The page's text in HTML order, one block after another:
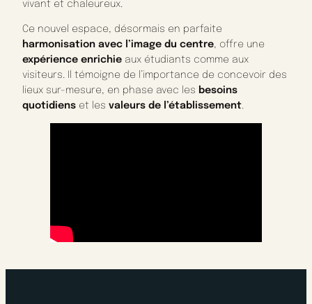
vivant et chaleureux.
Ce nouvel espace, désormais en parfaite
harmonisation avec l’image du centre, offre une
expérience enrichie aux étudiants comme aux
visiteurs. Il témoigne de l’importance de concevoir des
lieux sur-mesure, en phase avec les besoins
quotidiens et les valeurs de l’établissement.